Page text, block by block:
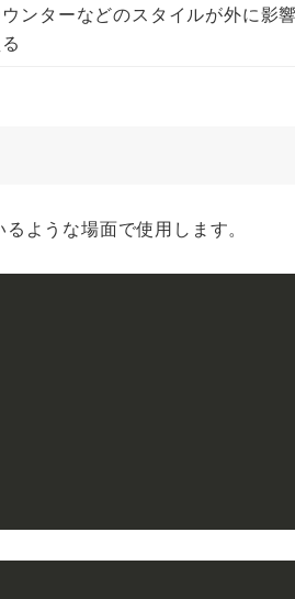
ウンターなどのスタイルが外に影
ような場面で使用します。